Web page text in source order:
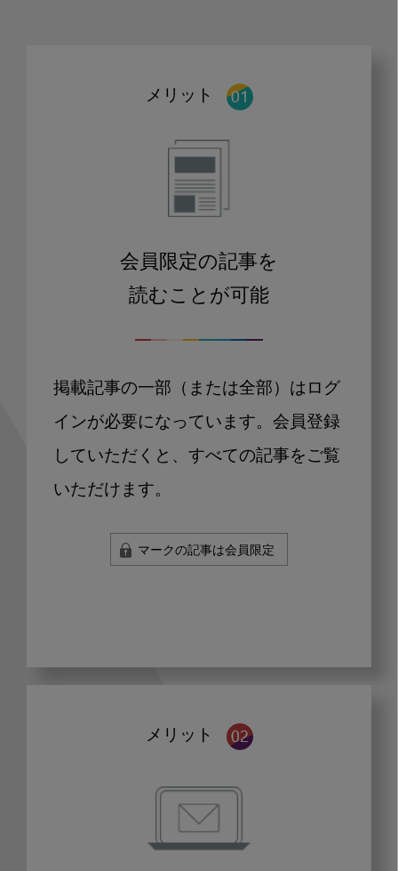
メリット
会員限定の記事を
読むことが可能
掲載記事の一部（または全部）はログ
インが必要になっています。会員登録
していただくと、すべての記事をご覧
いただけます。
マークの記事は会員限定
メリット